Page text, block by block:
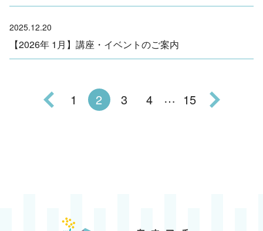
2025.12.20
【2026年 1月】講座・イベントのご案内
1 2 3 4 … 15